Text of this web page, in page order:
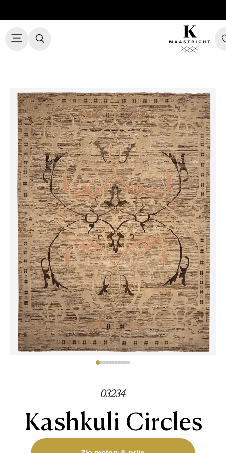
03234
Kashkuli Circles